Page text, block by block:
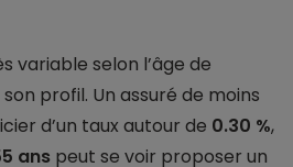
variable selon l’âge de
son profil. Un assuré de moins
d’un taux autour de 0.30 %,
ans peut se voir proposer un